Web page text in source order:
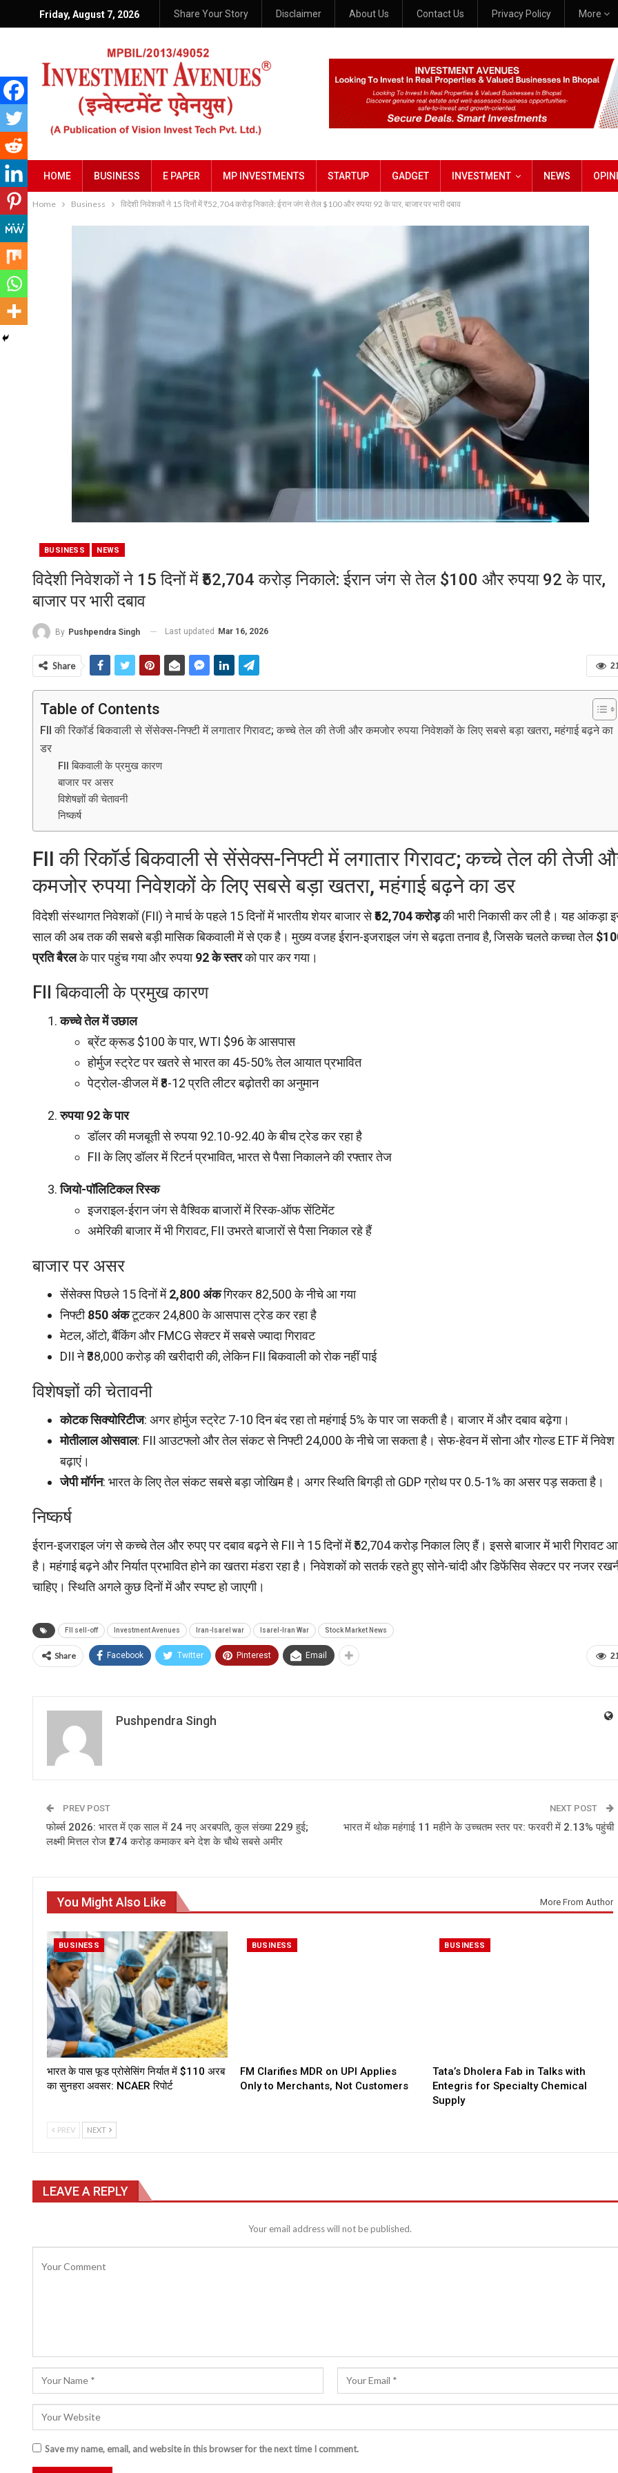
Friday, August 7, 2026 Share Your Story Disclaimer About Us Contact Us Privacy Policy More
HOME BUSINESS E PAPER MP INVESTMENTS STARTUP GADGET INVESTMENT NEWS
Home Business विदेशी निवेशकों ने 15 दिनों में ₹52,704 करोड़ निकाले: ईरान जंग से तेल $100 और रुपया 92 के पार, बाजार पर भारी दबाव
BUSINESS NEWS
विदेशी निवेशकों ने 15 दिनों में ₹52,704 करोड़ निकाले: ईरान जंग से तेल $100 और रुपया 92 के पार,
बाजार पर भारी दबाव
By Pushpendra Singh Last updated Mar 16, 2026
Share
Table of Contents
FII की रिकॉर्ड बिकवाली से सेंसेक्स-निफ्टी में लगातार गिरावट; कच्चे तेल की तेजी और कमजोर रुपया निवेशकों के लिए सबसे बड़ा खतरा, महंगाई बढ़ने का
डर
FII बिकवाली के प्रमुख कारण
बाजार पर असर
विशेषज्ञों की चेतावनी
निष्कर्ष
FII की रिकॉर्ड बिकवाली से सेंसेक्स-निफ्टी में लगातार गिरावट; कच्चे तेल की तेजी
कमजोर रुपया निवेशकों के लिए सबसे बड़ा खतरा, महंगाई बढ़ने का डर
विदेशी संस्थागत निवेशकों (FII) ने मार्च के पहले 15 दिनों में भारतीय शेयर बाजार से₹52,704 करोड़की भारी निकासी कर ली है। यह आंकड़ा
साल की अब तक की सबसे बड़ी मासिक बिकवाली में से एक है। मुख्य वजह ईरान-इजराइल जंग से बढ़ता तनाव है, जिसके चलते कच्चा तेल
प्रति बैरलके पार पहुंच गया और रुपया92 के स्तरको पार कर गया।
FII बिकवाली के प्रमुख कारण
कच्चे तेल में उछाल
ब्रेंट क्रूड $100 के पार, WTI $96 के आसपास
होर्मुज स्ट्रेट पर खतरे से भारत का 45-50% तेल आयात प्रभावित
पेट्रोल-डीजल में ₹8-12 प्रति लीटर बढ़ोतरी का अनुमान
रुपया 92 के पार
डॉलर की मजबूती से रुपया 92.10-92.40 के बीच ट्रेड कर रहा है
FII के लिए डॉलर में रिटर्न प्रभावित, भारत से पैसा निकालने की रफ्तार तेज
जियो-पॉलिटिकल रिस्क
इजराइल-ईरान जंग से वैश्विक बाजारों में रिस्क-ऑफ सेंटिमेंट
अमेरिकी बाजार में भी गिरावट, FII उभरते बाजारों से पैसा निकाल रहे हैं
बाजार पर असर
सेंसेक्स पिछले 15 दिनों में2,800 अंकगिरकर 82,500 के नीचे आ गया
निफ्टी850 अंकटूटकर 24,800 के आसपास ट्रेड कर रहा है
मेटल, ऑटो, बैंकिंग और FMCG सेक्टर में सबसे ज्यादा गिरावट
DII ने ₹38,000 करोड़ की खरीदारी की, लेकिन FII बिकवाली को रोक नहीं पाई
विशेषज्ञों की चेतावनी
कोटक सिक्योरिटीज: अगर होर्मुज स्ट्रेट 7-10 दिन बंद रहा तो महंगाई 5% के पार जा सकती है। बाजार में और दबाव बढ़ेगा।
मोतीलाल ओसवाल: FII आउटफ्लो और तेल संकट से निफ्टी 24,000 के नीचे जा सकता है। सेफ-हेवन में सोना और गोल्ड ETF में निवेश
बढ़ाएं।
जेपी मॉर्गन: भारत के लिए तेल संकट सबसे बड़ा जोखिम है। अगर स्थिति बिगड़ी तो GDP ग्रोथ पर 0.5-1% का असर पड़ सकता है।
निष्कर्ष
ईरान-इजराइल जंग से कच्चे तेल और रुपए पर दबाव बढ़ने से FII ने 15 दिनों में ₹52,704 करोड़ निकाल लिए हैं। इससे बाजार में भारी गिरावट
है। महंगाई बढ़ने और निर्यात प्रभावित होने का खतरा मंडरा रहा है। निवेशकों को सतर्क रहते हुए सोने-चांदी और डिफेंसिव सेक्टर पर नजर
चाहिए। स्थिति अगले कुछ दिनों में और स्पष्ट हो जाएगी।
FII sell-off Investment Avenues Iran-Isarel war Isarel-Iran War Stock Market News
Share Facebook Twitter Pinterest Email
Pushpendra Singh
PREV POST
फोर्ब्स 2026: भारत में एक साल में 24 नए अरबपति, कुल संख्या 229 हुई;
लक्ष्मी मित्तल रोज ₹274 करोड़ कमाकर बने देश के चौथे सबसे अमीर
NEXT POST
भारत में थोक महंगाई 11 महीने के उच्चतम स्तर पर: फरवरी में 2.13% पहुंची
You Might Also Like More From Author
BUSINESS
भारत के पास फूड प्रोसेसिंग निर्यात में $110 अरब
का सुनहरा अवसर: NCAER रिपोर्ट
BUSINESS
FM Clarifies MDR on UPI Applies
Only to Merchants, Not Customers
BUSINESS
Tata’s Dholera Fab in Talks with
Entegris for Specialty Chemical
Supply
PREV NEXT
LEAVE A REPLY
Your email address will not be published.
Save my name, email, and website in this browser for the next time I comment.